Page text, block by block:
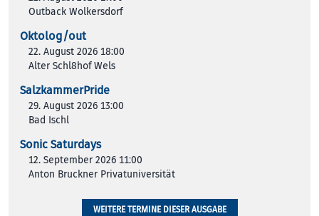
Outback Wolkersdorf
Oktolog/out
22. August 2026 18:00
Alter Schl8hof Wels
SalzkammerPride
29. August 2026 13:00
Bad Ischl
Sonic Saturdays
12. September 2026 11:00
Anton Bruckner Privatuniversität
WEITERE TERMINE DIESER AUSGABE